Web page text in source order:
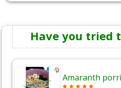
Have you tried
Amaranth